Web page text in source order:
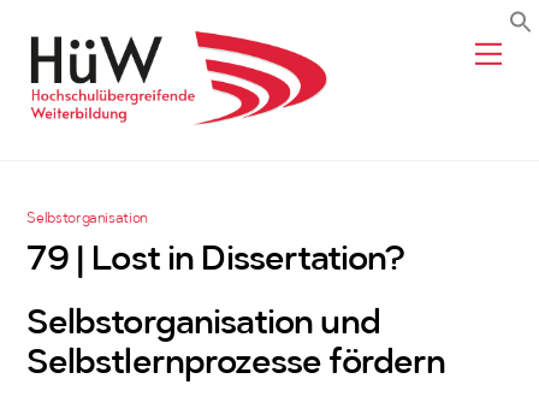
content
Selbstorganisation
79 | Lost in Dissertation?
Selbstorganisation und
Selbstlernprozesse fördern